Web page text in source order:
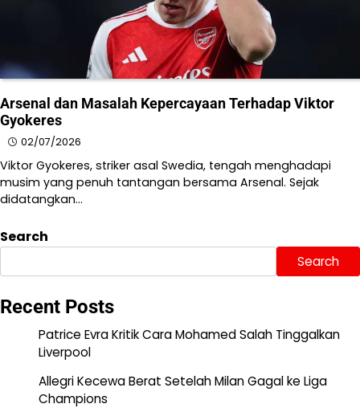
Arsenal dan Masalah Kepercayaan Terhadap Viktor
Gyokeres
02/07/2026
Viktor Gyokeres, striker asal Swedia, tengah menghadapi
musim yang penuh tantangan bersama Arsenal. Sejak
didatangkan…
Search
Search
Recent Posts
Patrice Evra Kritik Cara Mohamed Salah Tinggalkan
Liverpool
Allegri Kecewa Berat Setelah Milan Gagal ke Liga
Champions